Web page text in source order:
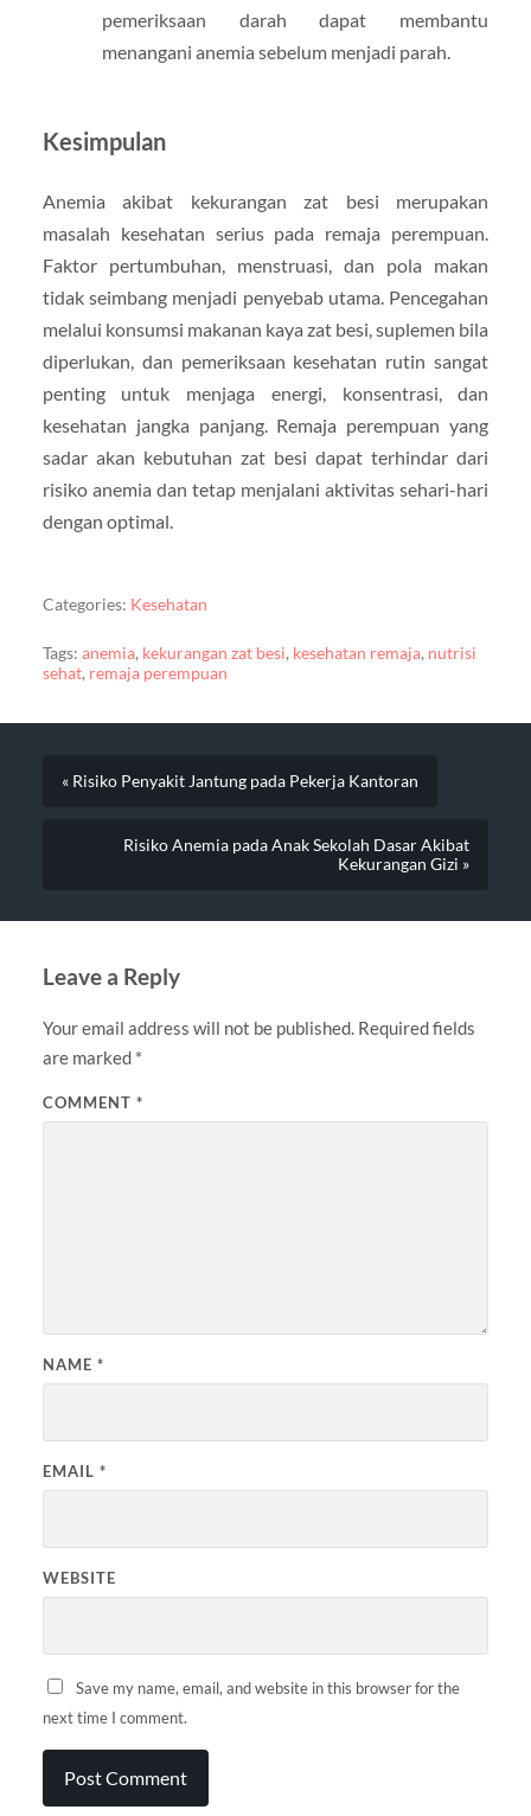
pemeriksaan darah dapat membantu
menangani anemia sebelum menjadi parah.
Kesimpulan
Anemia akibat kekurangan zat besi merupakan
masalah kesehatan serius pada remaja perempuan.
Faktor pertumbuhan, menstruasi, dan pola makan
tidak seimbang menjadi penyebab utama. Pencegahan
melalui konsumsi makanan kaya zat besi, suplemen bila
diperlukan, dan pemeriksaan kesehatan rutin sangat
penting untuk menjaga energi, konsentrasi, dan
kesehatan jangka panjang. Remaja perempuan yang
sadar akan kebutuhan zat besi dapat terhindar dari
risiko anemia dan tetap menjalani aktivitas sehari-hari
dengan optimal.
Categories: Kesehatan
Tags: anemia, kekurangan zat besi, kesehatan remaja, nutrisi
sehat, remaja perempuan
« Risiko Penyakit Jantung pada Pekerja Kantoran
Risiko Anemia pada Anak Sekolah Dasar Akibat
Kekurangan Gizi »
Leave a Reply
Your email address will not be published. Required fields
are marked *
COMMENT *
NAME *
EMAIL *
WEBSITE
Save my name, email, and website in this browser for the
next time I comment.